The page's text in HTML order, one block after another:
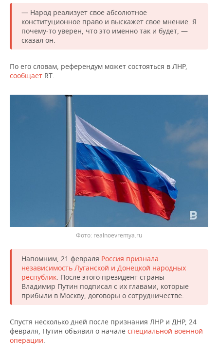
ТАТАРСТАНА
ИНВЕСТИЦИИ
НЕФТЕХИМИЯ
НЕФТЬ
ОПК
НОВОСТИ БИЗНЕСА
РОЗНИЧНАЯ ТОРГОВЛЯ
УСЛУГИ
ТЕХНОЛОГИИ
НОВОСТИ ТЕХНОЛОГИЙ
МЕДИА
ТЕЛЕКОММУНИКАЦИИ
МЕРОПРИЯТИЯ
ВЫЕЗДНАЯ РЕДАКЦИЯ
БИЗНЕС-БРАНЧИ
ONLINE-КОНФЕРЕНЦИИ
ОТКРЫТАЯ ЛЕКЦИЯ
НОВОСТИ СПОРТА
ФИГУРНОЕ КАТАНИЕ
ВОДНЫЕ ВИДЫ СПОРТА
ХОККЕЙ С МЯЧОМ
ОБЩЕСТВО
НОВОСТИ ОБЩЕСТВА
ИНФРАСТРУКТУРА
ПРОИСШЕСТВИЯ
СПИСОК ПЕРСОН
СПИСОК КОМПАНИЙ
— Народ реализует свое абсолютное
конституционное право и выскажет свое мнение. Я
почему-то уверен, что это именно так и будет, —
сказал он.
По его словам, референдум может состояться в ЛНР,
сообщает RT.
Фото: realnoevremya.ru
Напомним, 21 февраля Россия признала
независимость Луганской и Донецкой народных
республик. После этого президент страны
Владимир Путин подписал с их главами, которые
прибыли в Москву, договоры о сотрудничестве.
Спустя несколько дней после признания ЛНР и ДНР, 24
февраля, Путин объявил о начале специальной военной
операции.